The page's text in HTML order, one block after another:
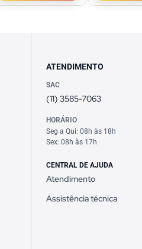
ATENDIMENTO
SAC
(11) 3585-7063
HORÁRIO
Seg a Qui: 08h às 18h
Sex: 08h às 17h
CENTRAL DE AJUDA
Atendimento
Assistência técnica